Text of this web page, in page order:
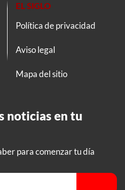
EL SIGLO
Política de privacidad
Aviso legal
Mapa del sitio
noticias en tu
para comenzar tu día